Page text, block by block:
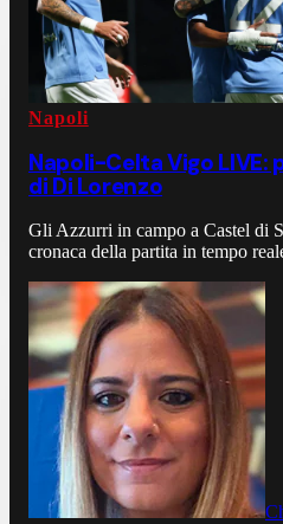
Napoli
Napoli-Celta Vigo LIVE:
di Di Lorenzo
Gli Azzurri in campo a Castel di
cronaca della partita in tempo